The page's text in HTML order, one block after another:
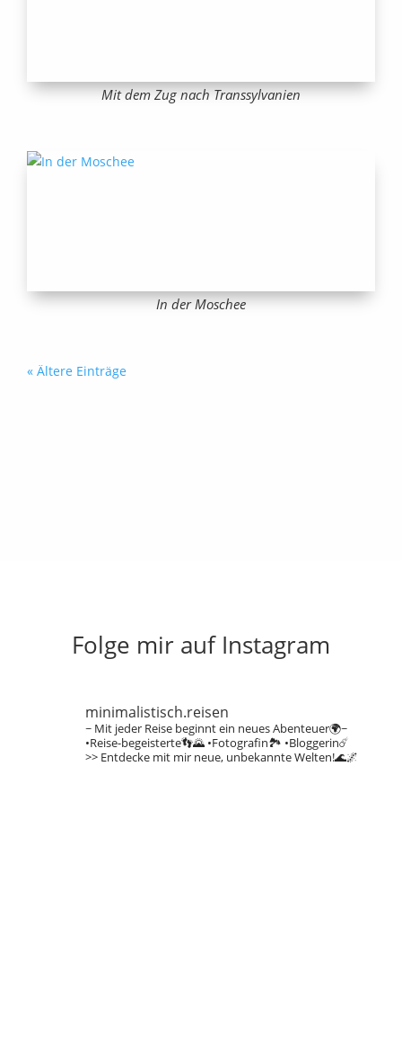
Mit dem Zug nach Transsylvanien
In der Moschee
« Ältere Einträge
Folge mir auf Instagram
minimalistisch.reisen
~ Mit jeder Reise beginnt ein neues Abenteuer🌍~
•Reise-begeisterte👣🌄•Fotografin🏞️ •Bloggerin☄️
>> Entdecke mit mir neue, unbekannte Welten!🌊🌌